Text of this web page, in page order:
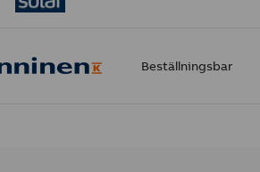
Beställningsbar